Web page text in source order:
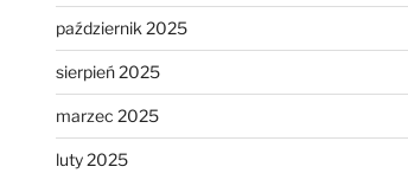
październik 2025
sierpień 2025
marzec 2025
luty 2025